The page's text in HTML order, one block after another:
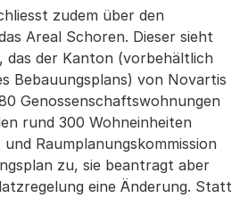
zudem über den
Areal Schoren. Dieser sieht
das der Kanton (vorbehältlich
Bebauungsplans) von Novartis
Genossenschaftswohnungen
rund 300 Wohneinheiten
Raumplanungskommission
zu, sie beantragt aber
eine Änderung. Statt